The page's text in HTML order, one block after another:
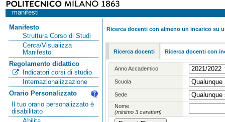
manifesti
Manifesto
Struttura Corso di Studi
Cerca/Visualizza
Manifesto
Regolamento didattico
Indicatori corsi di studio
Internazionalizzazione
Orario Personalizzato
Il tuo orario personalizzato è
disabilitato
Ricerca docenti con almeno un incarico su
Ricerca docenti Ricerca docenti con
Anno Accademico
Scuola
Sede
Nome
(minimo 3 caratteri)